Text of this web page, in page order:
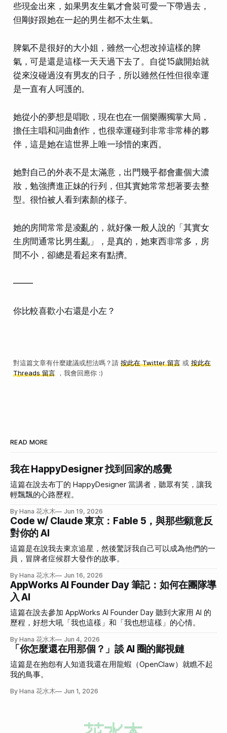
些現金出來，如果男友生氣才會裝可愛一下帶過去，
但剛好跟她在一起的男生都不太生氣。
脾氣不是很好的大小姐，雖然一心想改掉這樣的脾
氣，可是還是這樣一天天過下去了。自從15歲開始就
從來沒碰過沒有男友的日子，所以雖然任性但很幸運
是一直有人呵護的。
她從小的夢想是唱歌，現在也在一個樂團獨掌大局，
擔任主唱和詞曲創作，也很幸運碰到非常非常棒的夥
伴，這是她在這世界上唯一珍惜的東西。
她對自己的外表不是太滿意，出門幾乎都會畫個大濃
妝，勉強擠進正妹的行列，但其實她常常想著要去整
型。很怕被人看到素顏的樣子。
她的房間常常是凌亂的，就好像一般人說的「其實女
生房間通常比男生亂」，是真的，她東西非常多，房
間不小，卻總是看起來有點擠。
——-
你比較喜歡小右還是小左？
對這篇文章有什麼建議或想法嗎？請 按此在 Twitter 留言或 按此在
Threads 留言，我會回應你 :)
READ MORE
我在 HappyDesigner 找到回家的感覺
這篇在說去布丁的 HappyDesigner 當講者，聽眾有笑，讓我
輕飄飄的心路歷程。
By Hana 花水木 Jun 19, 2026
Code w/ Claude 東京：Fable 5，與那些願意反
對你的 AI
這篇是在說我去東京追星，然後驚訝我自己可以成為他們的一
員，冒牌者症候群大發作的故事。
By Hana 花水木 Jun 16, 2026
AppWorks AI Founder Day 筆記：如何在團隊導
入 AI
這篇在說去參加 AppWorks AI Founder Day 聽到大家用 AI 的
歷程，好想大吼「我也這樣」和「我也想這樣」的心情。
By Hana 花水木 Jun 4, 2026
「你怎麼還在用那個？」談 AI 圈的鄙視鏈
這篇是在抱怨有人知道我還在用龍蝦（OpenClaw）就瞧不起
我的鳥事。
By Hana 花水木 Jun 1, 2026